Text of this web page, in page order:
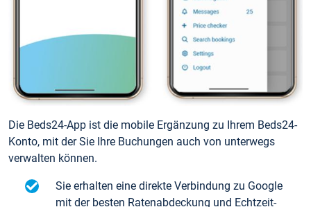
Die Beds24-App ist die mobile Ergänzung zu Ihrem Beds24-
Konto, mit der Sie Ihre Buchungen auch von unterwegs
verwalten können.
Sie erhalten eine direkte Verbindung zu Google
mit der besten Ratenabdeckung und Echtzeit-